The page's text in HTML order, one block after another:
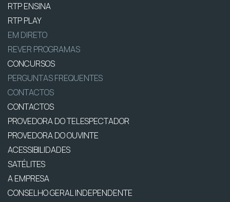
RTP ENSINA
RTP PLAY
EM DIRETO
REVER PROGRAMAS
CONCURSOS
PERGUNTAS FREQUENTES
CONTACTOS
CONTACTOS
PROVEDORA DO TELESPECTADOR
PROVEDORA DO OUVINTE
ACESSIBILIDADES
SATÉLITES
A EMPRESA
CONSELHO GERAL INDEPENDENTE